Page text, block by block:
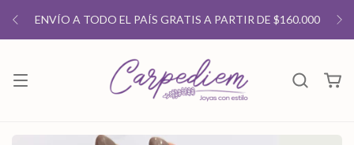
ENVÍO A TODO EL PAÍS GRATIS A PARTIR DE $160.000